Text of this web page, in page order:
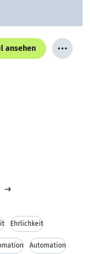
ansehen
Ehrlichkeit
Automation